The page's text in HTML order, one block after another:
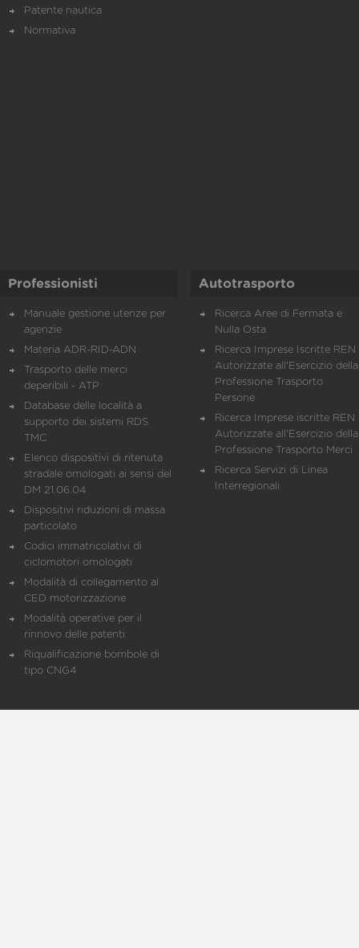
Patente nautica
Normativa
Professionisti
Manuale gestione utenze per
agenzie
Materia ADR-RID-ADN
Trasporto delle merci
deperibili - ATP
Database delle località a
supporto dei sistemi RDS
TMC
Elenco dispositivi di ritenuta
stradale omologati ai sensi del
DM 21.06.04
Dispositivi riduzioni di massa
particolato
Codici immatricolativi di
ciclomotori omologati
Modalità di collegamento al
CED motorizzazione
Modalità operative per il
rinnovo delle patenti
Riqualificazione bombole di
tipo CNG4
Autotrasporto
Ricerca Aree di Fermata e
Nulla Osta
Ricerca Imprese Iscritte REN
Autorizzate all'Esercizio della
Professione Trasporto
Persone
Ricerca Imprese iscritte REN
Autorizzate all'Esercizio della
Professione Trasporto Merci
Ricerca Servizi di Linea
Interregionali